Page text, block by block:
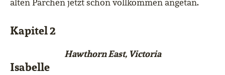
Kapitel 2
Hawthorn East, Victoria
Isabelle